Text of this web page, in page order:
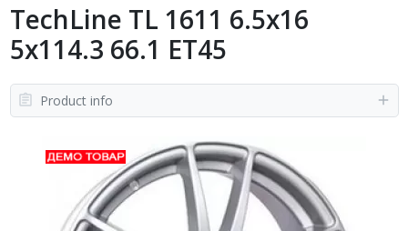
TechLine TL 1611 6.5x16
5x114.3 66.1 ET45
Product info